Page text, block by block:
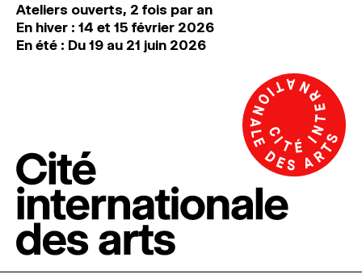
Ateliers ouverts, 2 fois par an
En hiver : 14 et 15 février 2026
En été : Du 19 au 21 juin 2026